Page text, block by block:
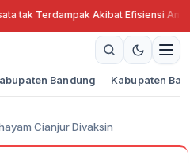
tak Terdampak Akibat Efisiensi
Bandung Kabupaten
Cianjur Divaksin